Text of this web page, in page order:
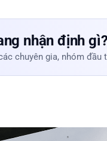
nhận định gì?
chuyên gia, nhóm đầu